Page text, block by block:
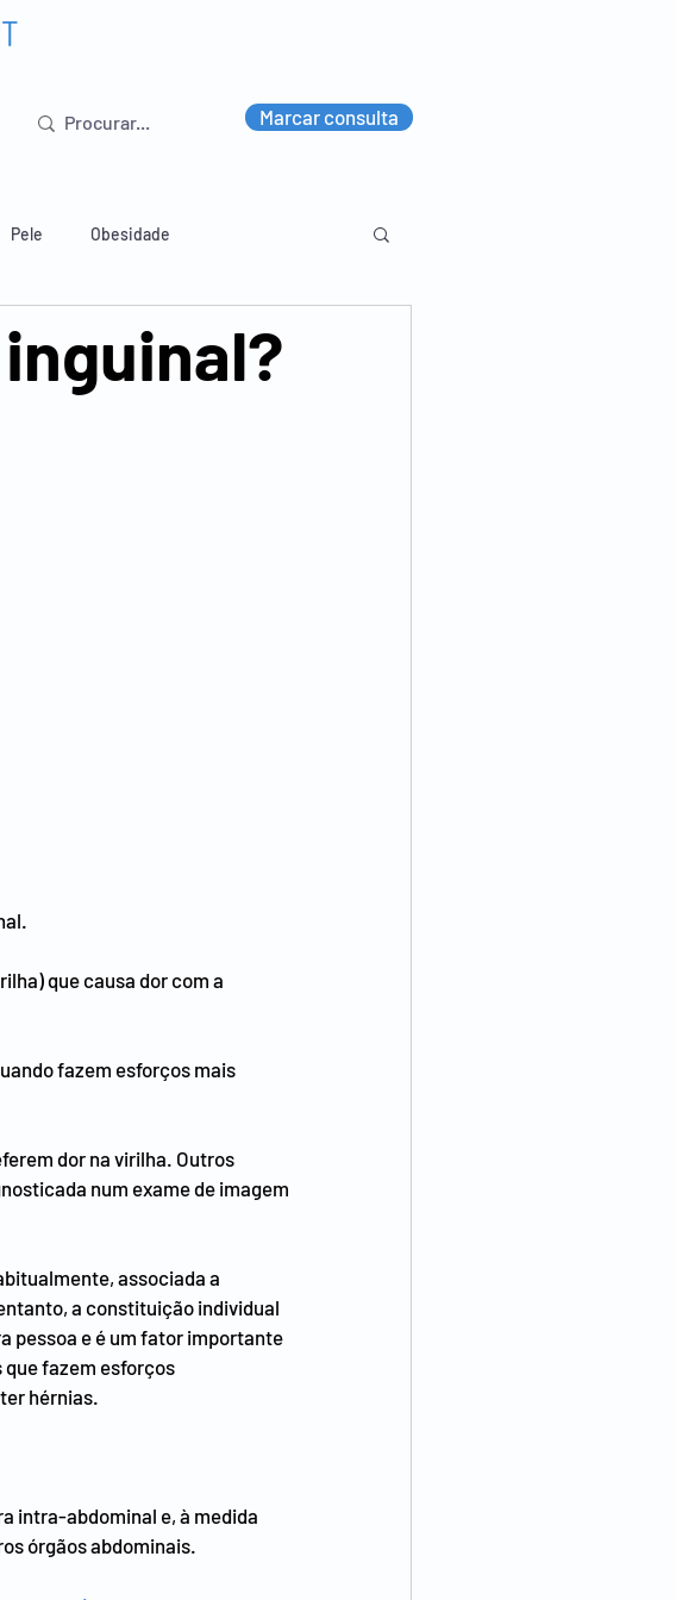
Marcar consulta
Pele Obesidade
Pavimento pélvico Diversos
que causa dor com a
fazem esforços mais
dor na virilha. Outros
num exame de imagem
associada a
a constituição individual
pessoa e é um fator importante
que fazem esforços
hérnias.
intra-abdominal e, à medida
órgãos abdominais.